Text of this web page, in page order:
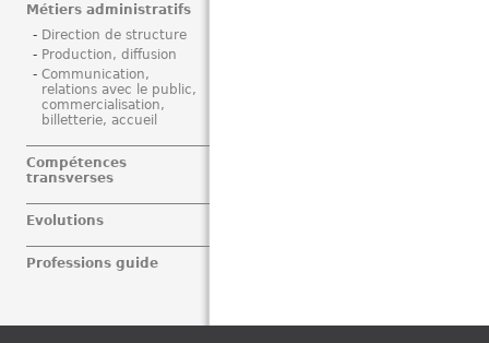
Métiers administratifs
Direction de structure
Production, diffusion
Communication,
relations avec le public,
commercialisation,
billetterie, accueil
Compétences
transverses
Evolutions
Professions guide